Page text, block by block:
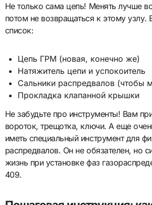
Не только сама цепь! Менять лучше
потом не возвращаться к этому узлу.
список:
Цепь ГРМ (новая, конечно же)
Натяжитель цепи и успокоитель
Сальники распредвалов (чтобы
Прокладка клапанной крышки
Не забудьте про инструменты! Вам
вороток, трещотка, ключи. А еще
иметь специальный инструмент для
распредвалов. Он не обязателен, но
жизнь при установке фаз
409.